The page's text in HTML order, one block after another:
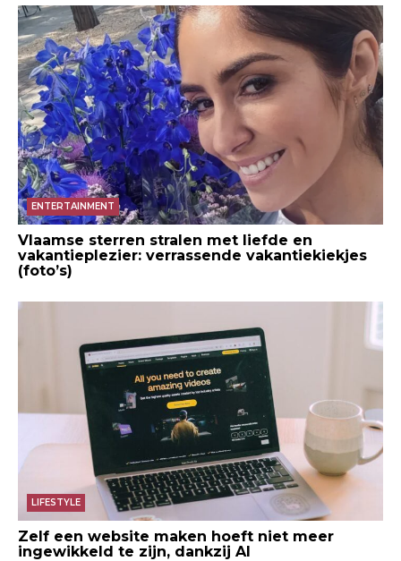
ENTERTAINMENT
Vlaamse sterren stralen met liefde en
vakantieplezier: verrassende vakantiekiekjes
(foto’s)
LIFESTYLE
Zelf een website maken hoeft niet meer
ingewikkeld te zijn, dankzij AI